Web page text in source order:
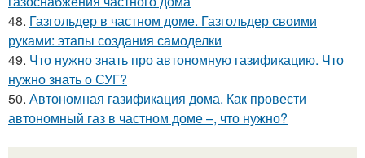
48. Газгольдер в частном доме. Газгольдер своими
руками: этапы создания самоделки
49. Что нужно знать про автономную газификацию. Что
нужно знать о СУГ?
50. Автономная газификация дома. Как провести
автономный газ в частном доме –, что нужно?